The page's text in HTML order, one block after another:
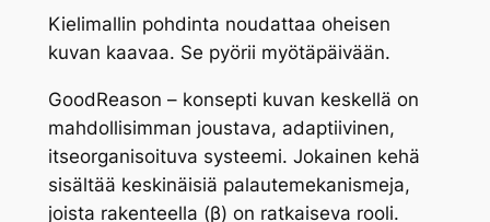
Kielimallin pohdinta noudattaa oheisen
kuvan kaavaa. Se pyörii myötäpäivään.
GoodReason – konsepti kuvan keskellä on
mahdollisimman joustava, adaptiivinen,
itseorganisoituva systeemi. Jokainen kehä
sisältää keskinäisiä palautemekanismeja,
joista rakenteella (β) on ratkaiseva rooli.